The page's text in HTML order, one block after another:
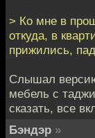
> Ко мне в
откуда, в
прижились,
Слышал
мебель с
сказать, все
Бэндэр »